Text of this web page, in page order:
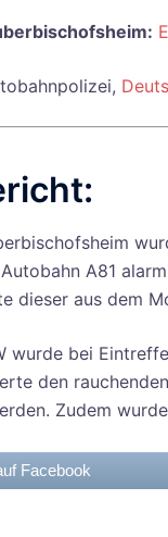
A81
dieser aus dem
wurde bei
den
Zudem
Facebook